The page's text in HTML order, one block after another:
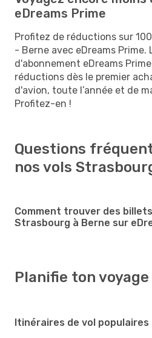
eDreams Prime
Profitez de réductions sur
- Berne avec eDreams Prime.
d'abonnement eDreams
réductions dès le premier
d'avion, toute l’année et de
Profitez-en !
Questions
nos vols
Comment trouver des
Strasbourg à Berne sur
Planifie ton voyage
Itinéraires de vol populaires